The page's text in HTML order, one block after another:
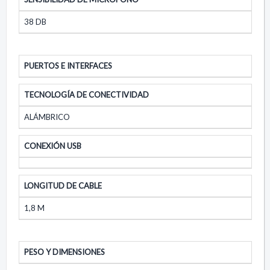
38 DB
PUERTOS E INTERFACES
TECNOLOGÍA DE CONECTIVIDAD
ALÁMBRICO
CONEXIÓN USB
LONGITUD DE CABLE
1,8 M
PESO Y DIMENSIONES